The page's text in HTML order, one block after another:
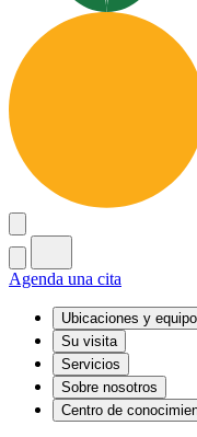
Agenda una cita
Ubicaciones y
Su visita
Servicios
Sobre nosotros
Centro de